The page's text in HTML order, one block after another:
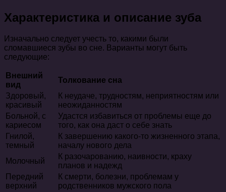
Характеристика и описание зуба
Изначально следует учесть то, какими были
сломавшиеся зубы во сне. Варианты могут быть
следующие:
Внешний
вид
Толкование сна
Здоровый,
красивый
К неудаче, трудностям, неприятностям или
неожиданностям
Больной, с
кариесом
Удастся избавиться от проблемы еще до
того, как она даст о себе знать
Гнилой,
темный
К завершению какого-то жизненного этапа,
началу нового дела
Молочный
К разочарованию, наивности, краху
планов и надежд
Передний
верхний
К смерти, болезни, проблемам у
родственников мужского пола